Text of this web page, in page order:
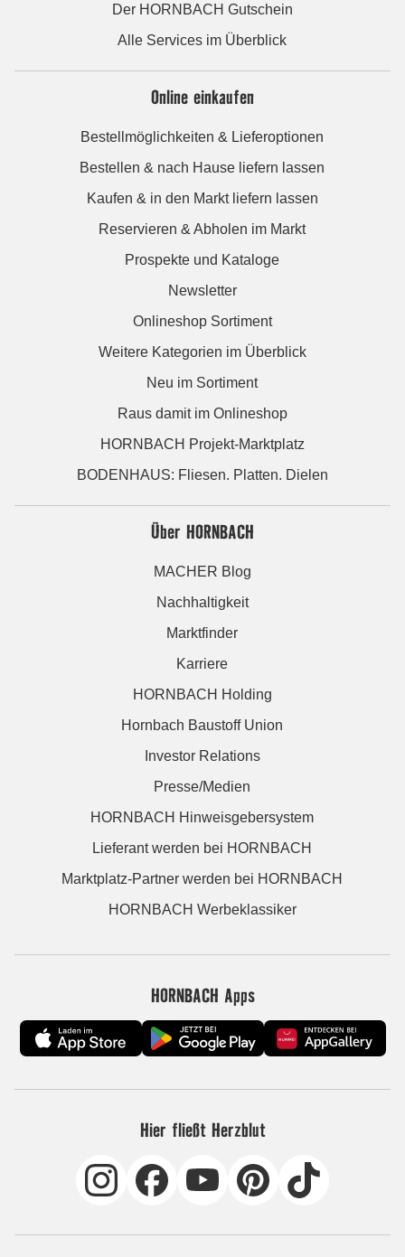
Der HORNBACH Gutschein
Alle Services im Überblick
Online einkaufen
Bestellmöglichkeiten & Lieferoptionen
Bestellen & nach Hause liefern lassen
Kaufen & in den Markt liefern lassen
Reservieren & Abholen im Markt
Prospekte und Kataloge
Newsletter
Onlineshop Sortiment
Weitere Kategorien im Überblick
Neu im Sortiment
Raus damit im Onlineshop
HORNBACH Projekt-Marktplatz
BODENHAUS: Fliesen. Platten. Dielen
Über HORNBACH
MACHER Blog
Nachhaltigkeit
Marktfinder
Karriere
HORNBACH Holding
Hornbach Baustoff Union
Investor Relations
Presse/Medien
HORNBACH Hinweisgebersystem
Lieferant werden bei HORNBACH
Marktplatz-Partner werden bei HORNBACH
HORNBACH Werbeklassiker
HORNBACH Apps
Hier fließt Herzblut